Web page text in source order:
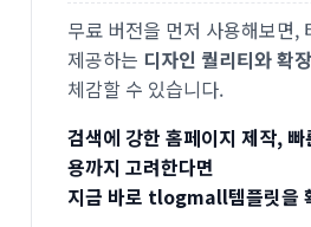
무료 버전을 먼저 사용해보면,
제공하는 디자인 퀄리티와 확
체감할 수 있습니다.
검색에 강한 홈페이지 제작,
용까지 고려한다면
지금 바로 tlogmall템플릿을